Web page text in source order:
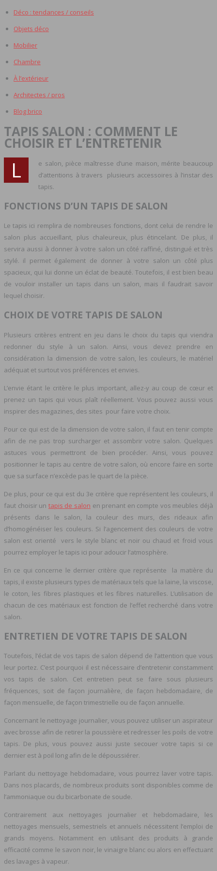
Déco : tendances / conseils
Objets déco
Mobilier
Chambre
À l’extérieur
Architectes / pros
Blog brico
TAPIS SALON : COMMENT LE
CHOISIR ET L’ENTRETENIR
L
e salon, pièce maîtresse d’une maison, mérite beaucoup
d’attentions à travers plusieurs accessoires à l’instar des
tapis.
FONCTIONS D’UN TAPIS DE SALON
Le tapis ici remplira de nombreuses fonctions, dont celui de rendre le
salon plus accueillant, plus chaleureux, plus étincelant. De plus, il
servira aussi à donner à votre salon un côté raffiné, distingué et très
stylé. il permet également de donner à votre salon un côté plus
spacieux, qui lui donne un éclat de beauté. Toutefois, il est bien beau
de vouloir installer un tapis dans un salon, mais il faudrait savoir
lequel choisir.
CHOIX DE VOTRE TAPIS DE SALON
Plusieurs critères entrent en jeu dans le choix du tapis qui viendra
redonner du style à un salon. Ainsi, vous devez prendre en
considération la dimension de votre salon, les couleurs, le matériel
adéquat et surtout vos préférences et envies.
L’envie étant le critère le plus important, allez-y au coup de cœur et
prenez un tapis qui vous plaît réellement. Vous pouvez aussi vous
inspirer des magazines, des sites pour faire votre choix.
Pour ce qui est de la dimension de votre salon, il faut en tenir compte
afin de ne pas trop surcharger et assombrir votre salon. Quelques
astuces vous permettront de bien procéder. Ainsi, vous pouvez
positionner le tapis au centre de votre salon, où encore faire en sorte
que sa surface n’excède pas le quart de la pièce.
De plus, pour ce qui est du 3e critère que représentent les couleurs, il
faut choisir un tapis de salon en prenant en compte vos meubles déjà
présents dans le salon, la couleur des murs, des rideaux afin
d’homogénéiser les couleurs. Si l’agencement des couleurs de votre
salon est orienté vers le style blanc et noir ou chaud et froid vous
pourrez employer le tapis ici pour adoucir l’atmosphère.
En ce qui concerne le dernier critère que représente la matière du
tapis, il existe plusieurs types de matériaux tels que la laine, la viscose,
le coton, les fibres plastiques et les fibres naturelles. L’utilisation de
chacun de ces matériaux est fonction de l’effet recherché dans votre
salon.
ENTRETIEN DE VOTRE TAPIS DE SALON
Toutefois, l’éclat de vos tapis de salon dépend de l’attention que vous
leur portez. C’est pourquoi il est nécessaire d’entretenir constamment
vos tapis de salon. Cet entretien peut se faire sous plusieurs
fréquences, soit de façon journalière, de façon hebdomadaire, de
façon mensuelle, de façon trimestrielle ou de façon annuelle.
Concernant le nettoyage journalier, vous pouvez utiliser un aspirateur
avec brosse afin de retirer la poussière et redresser les poils de votre
tapis. De plus, vous pouvez aussi juste secouer votre tapis si ce
dernier est à poil long afin de le dépoussiérer.
Parlant du nettoyage hebdomadaire, vous pourrez laver votre tapis.
Dans nos placards, de nombreux produits sont disponibles comme de
l’ammoniaque ou du bicarbonate de soude.
Contrairement aux nettoyages journalier et hebdomadaire, les
nettoyages mensuels, semestriels et annuels nécessitent l’emploi de
grands moyens. Notamment en utilisant des produits à grande
efficacité comme le savon noir, le vinaigre blanc ou alors en effectuant
des lavages à vapeur.